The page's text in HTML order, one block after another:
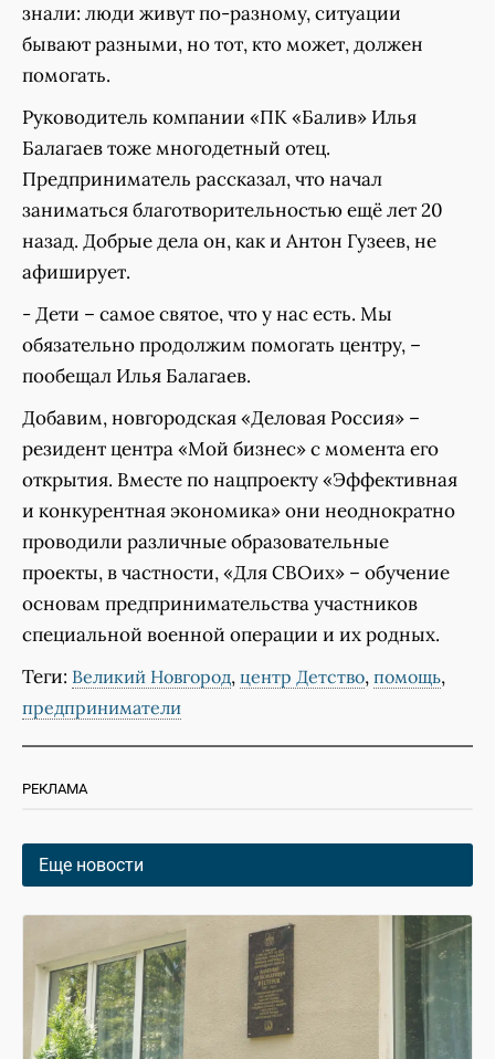
знали: люди живут по-разному, ситуации
бывают разными, но тот, кто может, должен
помогать.
Руководитель компании «ПК «Балив» Илья
Балагаев тоже многодетный отец.
Предприниматель рассказал, что начал
заниматься благотворительностью ещё лет 20
назад. Добрые дела он, как и Антон Гузеев, не
афиширует.
- Дети – самое святое, что у нас есть. Мы
обязательно продолжим помогать центру, –
пообещал Илья Балагаев.
Добавим, новгородская «Деловая Россия» –
резидент центра «Мой бизнес» с момента его
открытия. Вместе по нацпроекту «Эффективная
и конкурентная экономика» они неоднократно
проводили различные образовательные
проекты, в частности, «Для СВОих» – обучение
основам предпринимательства участников
специальной военной операции и их родных.
Теги: Великий Новгород, центр Детство, помощь,
предприниматели
РЕКЛАМА
Еще новости